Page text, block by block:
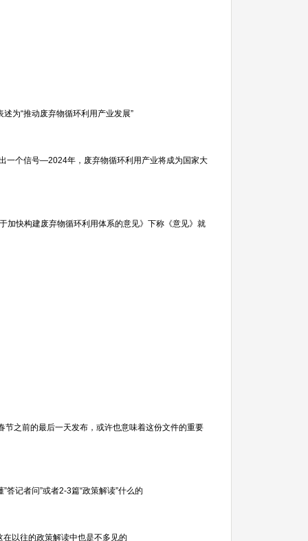
为“推动废弃物循环利用产业发展”
一个信号—2024年，废弃物循环利用产业将成为国家大
加快构建废弃物循环利用体系的意见》下称《意见》就
之前的最后一天发布，或许也意味着这份文件的重要
记者问”或者2-3篇“政策解读”什么的
在以往的政策解读中也是不多见的